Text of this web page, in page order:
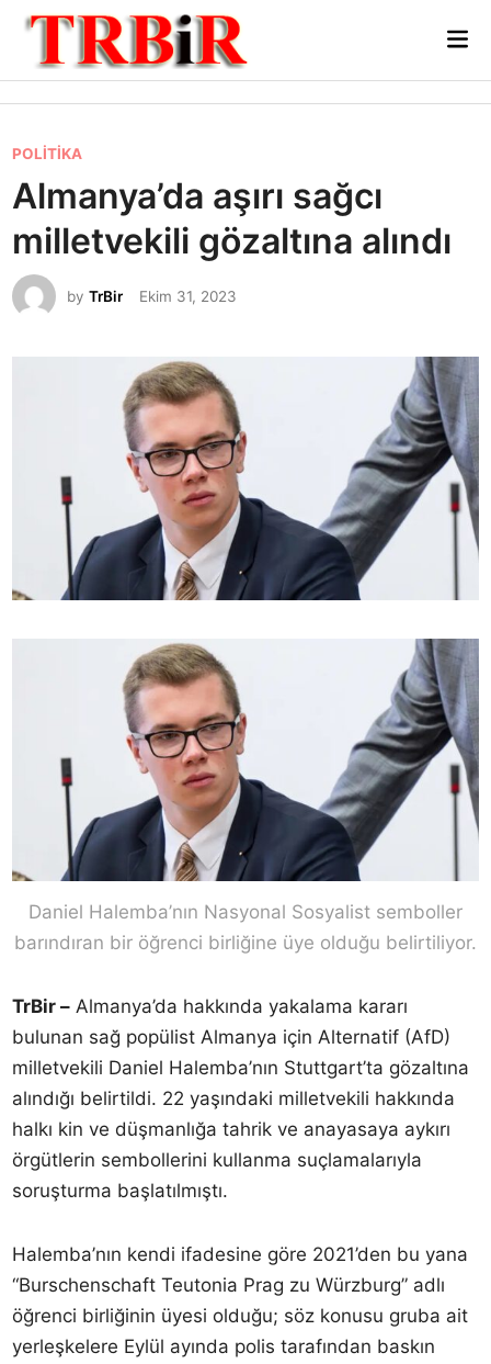
Skip
content
P
o
s
e
d
POLITIKA
Almanya’da aşırı sağcı
milletvekili gözaltına alındı
byTrBir Ekim 31, 2023
Daniel Halemba’nın Nasyonal Sosyalist semboller
barındıran bir öğrenci birliğine üye olduğu belirtiliyor.
TrBir – Almanya’da hakkında yakalama kararı
bulunan sağ popülist Almanya için Alternatif (AfD)
milletvekili Daniel Halemba’nın Stuttgart’ta gözaltına
alındığı belirtildi. 22 yaşındaki milletvekili hakkında
halkı kin ve düşmanlığa tahrik ve anayasaya aykırı
örgütlerin sembollerini kullanma suçlamalarıyla
soruşturma başlatılmıştı.
Halemba’nın kendi ifadesine göre 2021’den bu yana
“Burschenschaft Teutonia Prag zu Würzburg” adlı
öğrenci birliğinin üyesi olduğu; söz konusu gruba ait
yerleşkelere Eylül ayında polis tarafından baskın